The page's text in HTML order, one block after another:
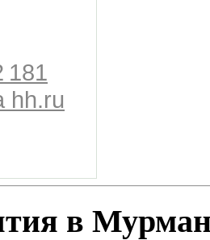
181
hh.ru
в